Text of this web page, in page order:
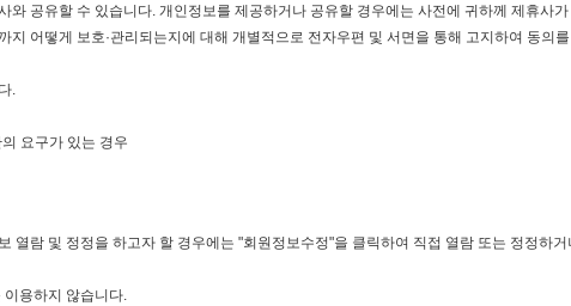
공유할 수 있습니다. 개인정보를 제공하거나 공유할 경우에는 사전에 귀하께 제휴사
어떻게 보호·관리되는지에 대해 개별적으로 전자우편 및 서면을 통해 고지하여 동의
.
요구가 있는 경우
람 및 정정을 하고자 할 경우에는 "회원정보수정"을 클릭하여 직접 열람 또는 정정하
용하지 않습니다.